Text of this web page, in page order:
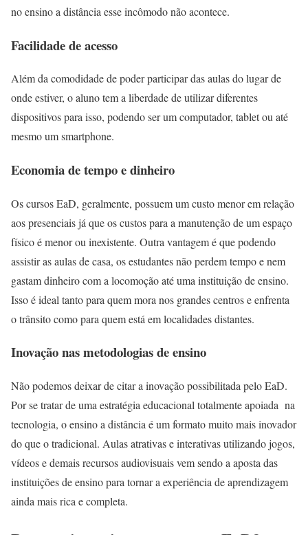
no ensino a distância esse incômodo não acontece.
Facilidade de acesso
Além da comodidade de poder participar das aulas do lugar de
onde estiver, o aluno tem a liberdade de utilizar diferentes
dispositivos para isso, podendo ser um computador, tablet ou até
mesmo um smartphone.
Economia de tempo e dinheiro
Os cursos EaD, geralmente, possuem um custo menor em relação
aos presenciais já que os custos para a manutenção de um espaço
físico é menor ou inexistente. Outra vantagem é que podendo
assistir as aulas de casa, os estudantes não perdem tempo e nem
gastam dinheiro com a locomoção até uma instituição de ensino.
Isso é ideal tanto para quem mora nos grandes centros e enfrenta
o trânsito como para quem está em localidades distantes.
Inovação nas metodologias de ensino
Não podemos deixar de citar a inovação possibilitada pelo EaD.
Por se tratar de uma estratégia educacional totalmente apoiada na
tecnologia, o ensino a distância é um formato muito mais inovador
do que o tradicional. Aulas atrativas e interativas utilizando jogos,
vídeos e demais recursos audiovisuais vem sendo a aposta das
instituições de ensino para tornar a experiência de aprendizagem
ainda mais rica e completa.